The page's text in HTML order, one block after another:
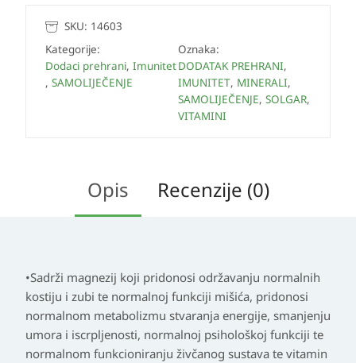
SKU: 14603
Kategorije:
Dodaci prehrani, Imunitet
, SAMOLIJEČENJE
Oznaka:
DODATAK PREHRANI,
IMUNITET, MINERALI,
SAMOLIJEČENJE, SOLGAR,
VITAMINI
Opis Recenzije (0)
•Sadrži magnezij koji pridonosi održavanju normalnih
kostiju i zubi te normalnoj funkciji mišića, pridonosi
normalnom metabolizmu stvaranja energije, smanjenju
umora i iscrpljenosti, normalnoj psihološkoj funkciji te
normalnom funkcioniranju živčanog sustava te vitamin